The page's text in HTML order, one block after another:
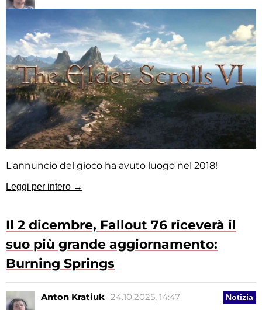
L'annuncio del gioco ha avuto luogo nel 2018!
Leggi per intero →
Il 2 dicembre, Fallout 76 riceverà il
suo più grande aggiornamento:
Burning Springs
Notizia
Anton Kratiuk 24.10.2025, 14:47